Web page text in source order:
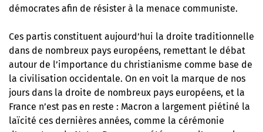
démocrates afin de résister à la menace communiste.
Ces partis constituent aujourd’hui la droite traditionnelle
dans de nombreux pays européens, remettant le débat
autour de l’importance du christianisme comme base de
la civilisation occidentale. On en voit la marque de nos
jours dans la droite de nombreux pays européens, et la
France n’est pas en reste : Macron a largement piétiné la
laïcité ces dernières années, comme la cérémonie